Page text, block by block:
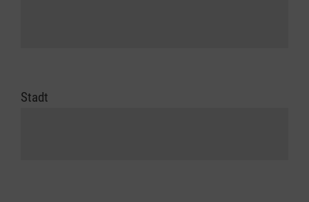
Stadt